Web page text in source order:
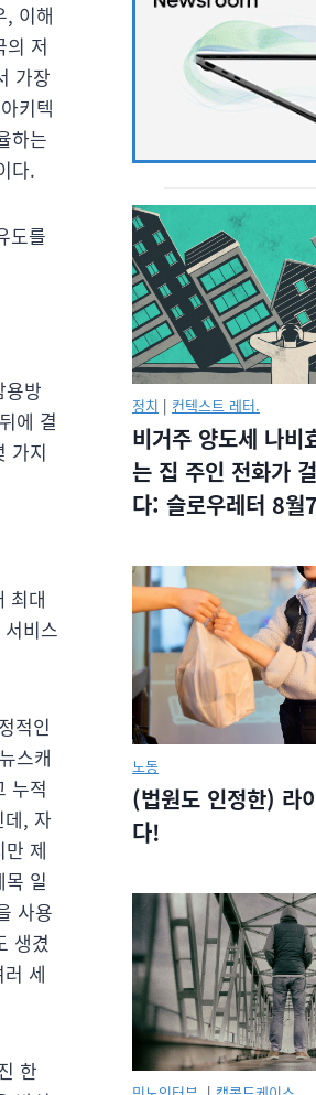
, 이해
의 저
가장
키텍
하는
다.
도를
방
에 결
가지
최대
비스
적인
스캐
누적
데, 자
제
일
사용
생겼
세
한
정치 | 컨텍스트 레터.
비거주 양도세 나비
는 집 주인 전화가
다: 슬로우레터 8월
노동
(법원도 인정한) 라
다!